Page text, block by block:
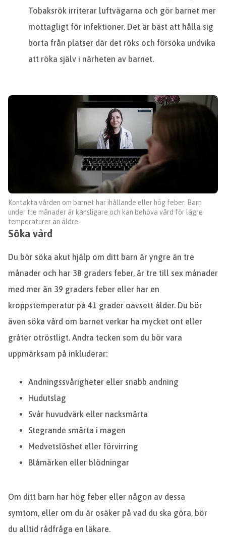
Tobaksrök irriterar luftvägarna och gör barnet mer
mottagligt för infektioner. Det är bäst att hålla sig
borta från platser där det röks och försöka undvika
att röka själv i närheten av barnet.
Kontakta vården om barnet har ihållande eller hög feber. Barn
under tre månader är känsligare och kan behöva vård för lägre
temperaturer än äldre.
Söka vård
Du bör söka akut hjälp om ditt barn är yngre än tre
månader och har 38 graders feber, är tre till sex månader
med mer än 39 graders feber eller har en
kroppstemperatur på 41 grader oavsett ålder. Du bör
även söka vård om barnet verkar ha mycket ont eller
gråter otröstligt. Andra tecken som du bör vara
uppmärksam på inkluderar:
Andningssvårigheter eller snabb andning
Hudutslag
Svår huvudvärk eller nacksmärta
Stegrande smärta i magen
Medvetslöshet eller förvirring
Blåmärken eller blödningar
Om ditt barn har hög feber eller någon av dessa
symtom, eller om du är osäker på vad du ska göra, bör
du alltid rådfråga en läkare.